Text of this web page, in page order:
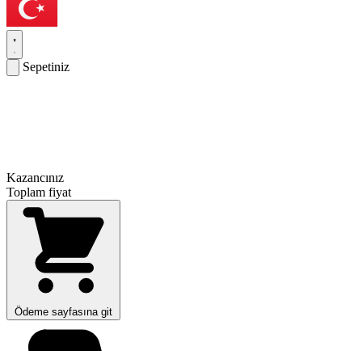
Sepetiniz
Kazancınız
Toplam fiyat
Ödeme sayfasına git